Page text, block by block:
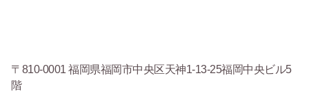
〒810-0001 福岡県福岡市中央区天神1-13-25福岡中央ビル5
階